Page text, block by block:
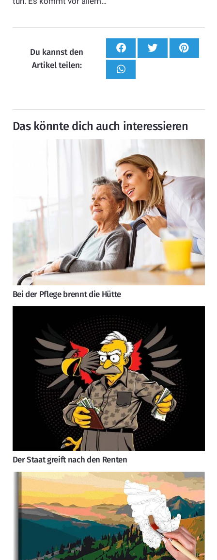
Du kannst den
Artikel teilen:
Das könnte dich auch interessieren
Bei der Pflege brennt die Hütte
Der Staat greift nach den Renten